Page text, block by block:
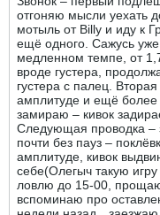
отгоняю мысли уехать
мотыль от Billy и иду к
ещё одного. Сажусь
медленном темпе, от
вроде густера,
густера с палец.
амплитуде и ещё
замираю – кивок
Следующая проводка –
почти без пауз –
амплитуде, кивок
себе(Олегыч такую
ловлю до 15-00,
вспоминаю про